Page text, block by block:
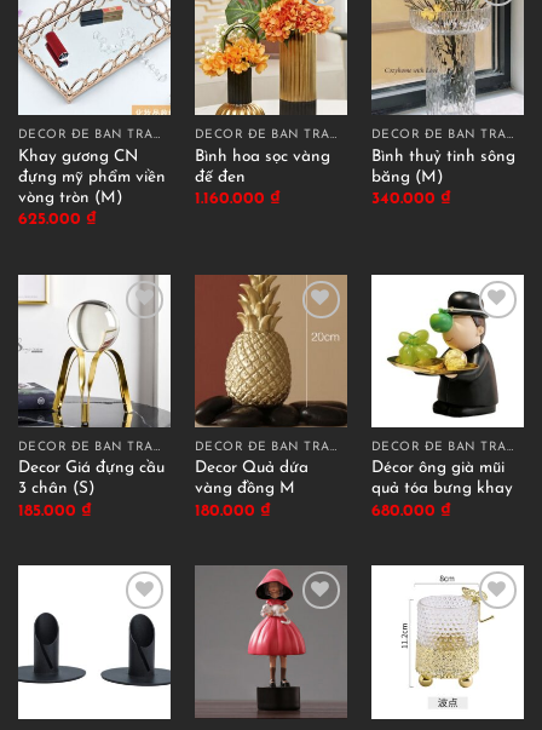
DECOR ĐỂ BÀN TRANG TRÍ
Khay gương CN
đựng mỹ phẩm viền
vòng tròn (M)
625.000 ₫
DECOR ĐỂ BÀN TRANG TRÍ
Bình hoa sọc vàng
đế đen
1.160.000 ₫
DECOR ĐỂ BÀN TRANG TRÍ
Bình thuỷ tinh sông
băng (M)
340.000 ₫
DECOR ĐỂ BÀN TRANG TRÍ
Decor Giá đựng cầu
3 chân (S)
185.000 ₫
DECOR ĐỂ BÀN TRANG TRÍ
Decor Quả dứa
vàng đồng M
180.000 ₫
DECOR ĐỂ BÀN TRANG TRÍ
Décor ông già mũi
quả tóa bưng khay
680.000 ₫